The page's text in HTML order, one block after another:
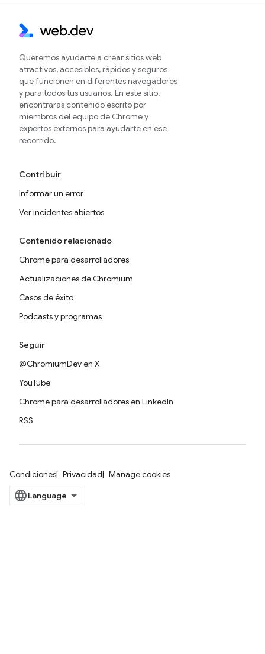
Queremos ayudarte a crear sitios web
atractivos, accesibles, rápidos y seguros
que funcionen en diferentes navegadores
y para todos tus usuarios. En este sitio,
encontrarás contenido escrito por
miembros del equipo de Chrome y
expertos externos para ayudarte en ese
recorrido.
Contribuir
Informar un error
Ver incidentes abiertos
Contenido relacionado
Chrome para desarrolladores
Actualizaciones de Chromium
Casos de éxito
Podcasts y programas
Seguir
@ChromiumDev en X
YouTube
Chrome para desarrolladores en LinkedIn
RSS
Condiciones Privacidad Manage cookies